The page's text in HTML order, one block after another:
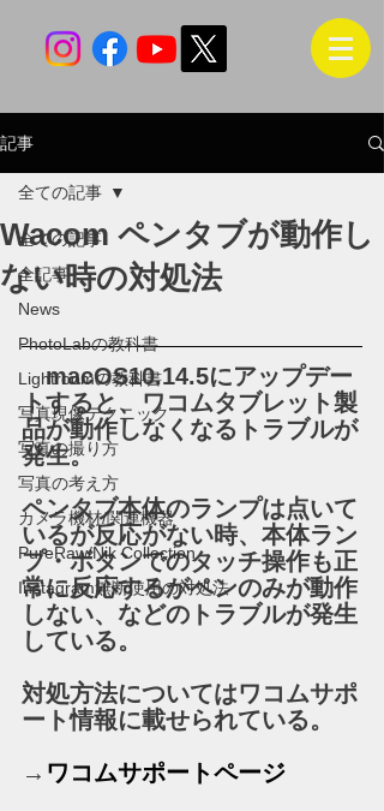
記事
全ての記事
全記事
News
PhotoLabの教科書
Lightroomの教科書
写真現像テクニック
写真の撮り方
写真の考え方
カメラ機材/関連機器
PureRaw/Nik Collection
Instagram無断使用の対処法
全ての記事
Wacom ペンタブが動作し
ない時の対処法
macOS10.14.5にアップデー
トすると、ワコムタブレット製
品が動作しなくなるトラブルが
発生。
ペンタブ本体のランプは点いて
いるが反応がない時、本体ラン
プ・ボタンでのタッチ操作も正
常に反応するがペンのみが動作
しない、などのトラブルが発生
している。
対処方法についてはワコムサポ
ート情報に載せられている。
→ ワコムサポートページ